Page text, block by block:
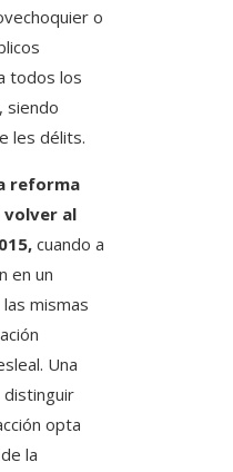
o
todos los
siendo
les délits.
reforma
volver al
cuando a
en un
mismas
Una
distinguir
opta
la